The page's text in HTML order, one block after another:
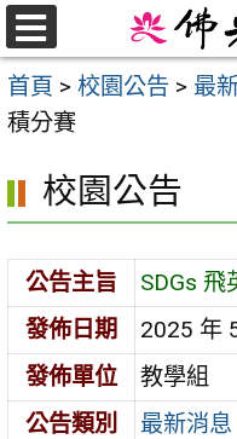
跳
至
主
要
首頁 > 校園公告 > 最
積分賽
校園公告
公告主旨
SDGs 飛
發佈日期
2025 年
發佈單位
教學組
公告類別
最新消息
選
單